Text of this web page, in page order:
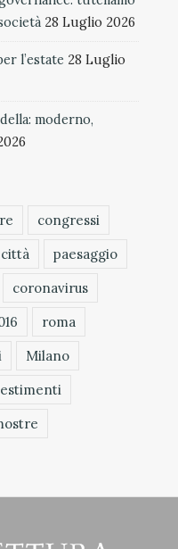
28 Luglio 2026
l’estate 28 Luglio
moderno,
congressi
paesaggio
coronavirus
roma
Milano